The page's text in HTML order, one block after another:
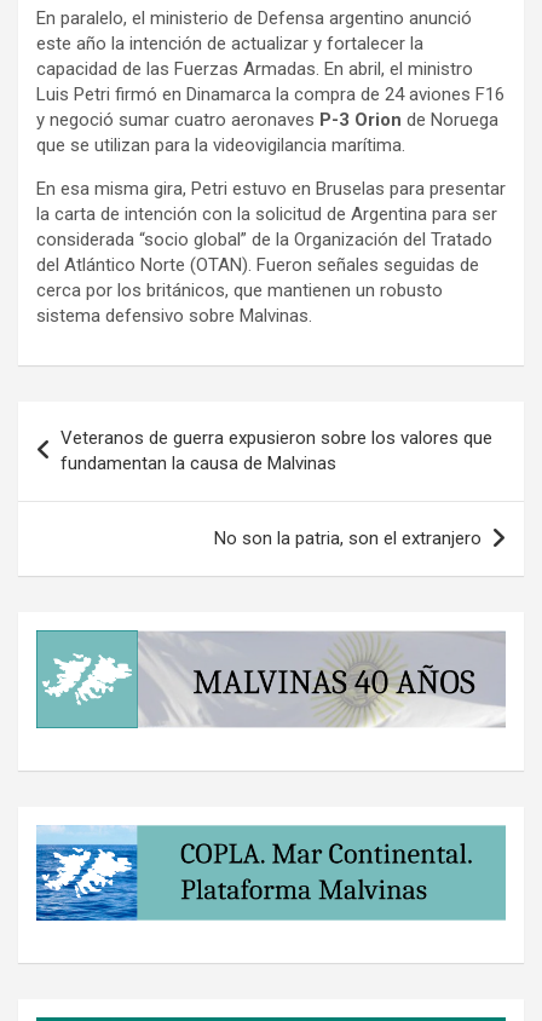
En paralelo, el ministerio de Defensa argentino anunció
este año la intención de actualizar y fortalecer la
capacidad de las Fuerzas Armadas. En abril, el ministro
Luis Petri firmó en Dinamarca la compra de 24 aviones F16
y negoció sumar cuatro aeronaves P-3 Orion de Noruega
que se utilizan para la videovigilancia marítima.
En esa misma gira, Petri estuvo en Bruselas para presentar
la carta de intención con la solicitud de Argentina para ser
considerada “socio global” de la Organización del Tratado
del Atlántico Norte (OTAN). Fueron señales seguidas de
cerca por los británicos, que mantienen un robusto
sistema defensivo sobre Malvinas.
de
entradas
Veteranos de guerra expusieron sobre los valores que
fundamentan la causa de Malvinas
No son la patria, son el extranjero